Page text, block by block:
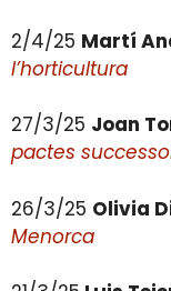
2/4/25 Martí
l’horticultura
27/3/25 Joan
pactes
26/3/25 Olivia
Menorca